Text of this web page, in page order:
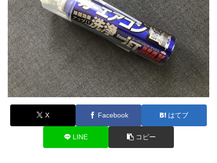
X Facebook はてブ
LINE コピー